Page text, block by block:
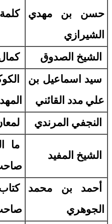
حسن بن مهدي
الشيرازي
الشيخ الصدوق
سيد اسماعيل بن
علي مدد القائني
النجفي المرندي
الشيخ المفيد
ما
أحمد بن محمد
الجوهري